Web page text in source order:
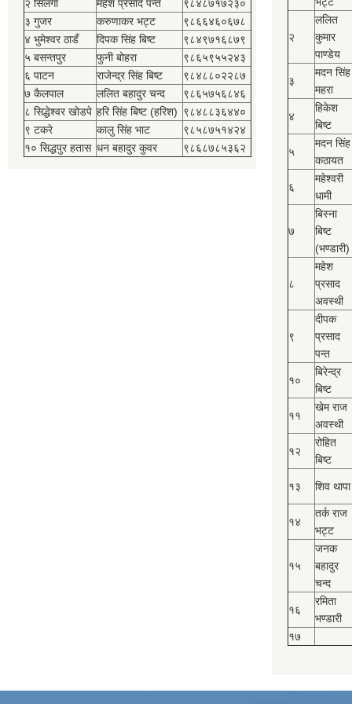
२ सिलंगा महेश प्रसाद पन्त
९८४८७१७२३०
३ गुजर
करुणाकर भट्ट
९८६६४६०६७८
४ भुमेश्‍वर ठाडँ
दिपक सिंह बिष्‍ट
९८४९७१६८७९
५ बसन्तपुर
फुनी बोहरा
९८६५९५५२४३
६ पाटन
राजेन्द्र सिंह बिष्‍ट
९८४८८०२२८७
७ कैलपाल
ललित बहादुर चन्द
९८६५७५६८४६
८ सिद्धेश्‍वर खोडपे हरि सिंह बिष्‍ट (हरिश) ९८४८८३६४४०
९ टकरे
कालु सिंह भाट
९८५८७५१४२४
१० सिद्धपुर हतास धन बहादुर कुवर ९८६८७८५३६२
२
ललित
कुमार
पाण्डेय
३
मदन सिंह
महरा
४
हिकेश
बिष्‍ट
५
मदन सिंह
कठायत
६
महेश्‍वरी
धामी
७
बिस्‍ना
बिष्‍ट
(भण्डारी)
८
महेश
प्रसाद
अवस्थी
९
दीपक
प्रसाद
पन्त
१०
बिरेन्द्र
बिष्‍ट
११
खेम राज
अवस्थी
१२
रोहित
बिष्‍ट
१३ शिव थापा
१४
तर्क राज
भट्ट
१५
जनक
बहादुर
चन्द
१६
रमिता
भण्डारी
१७